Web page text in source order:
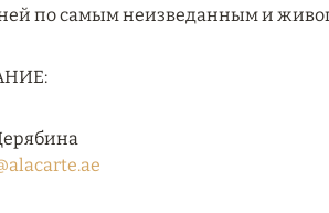
по самым неизведанным и